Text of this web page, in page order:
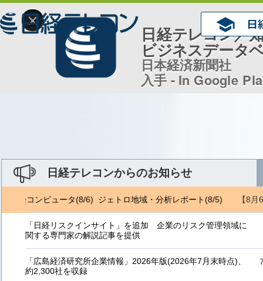
×
日経テレコン／
ビジネスデータ
日本経済新聞社
入手 - In Google
日経テレコンからのお知らせ
【8
日経コンピュータ(8/6) ジェトロ地域・分析レポート(8/5) NRI
「日経リスクインサイト」を追加 企業のリスク管理領域に
関する専門家の解説記事を提供
「広島経済研究所企業情報」2026年版(2026年7月末時点)、
約2,300社を収録